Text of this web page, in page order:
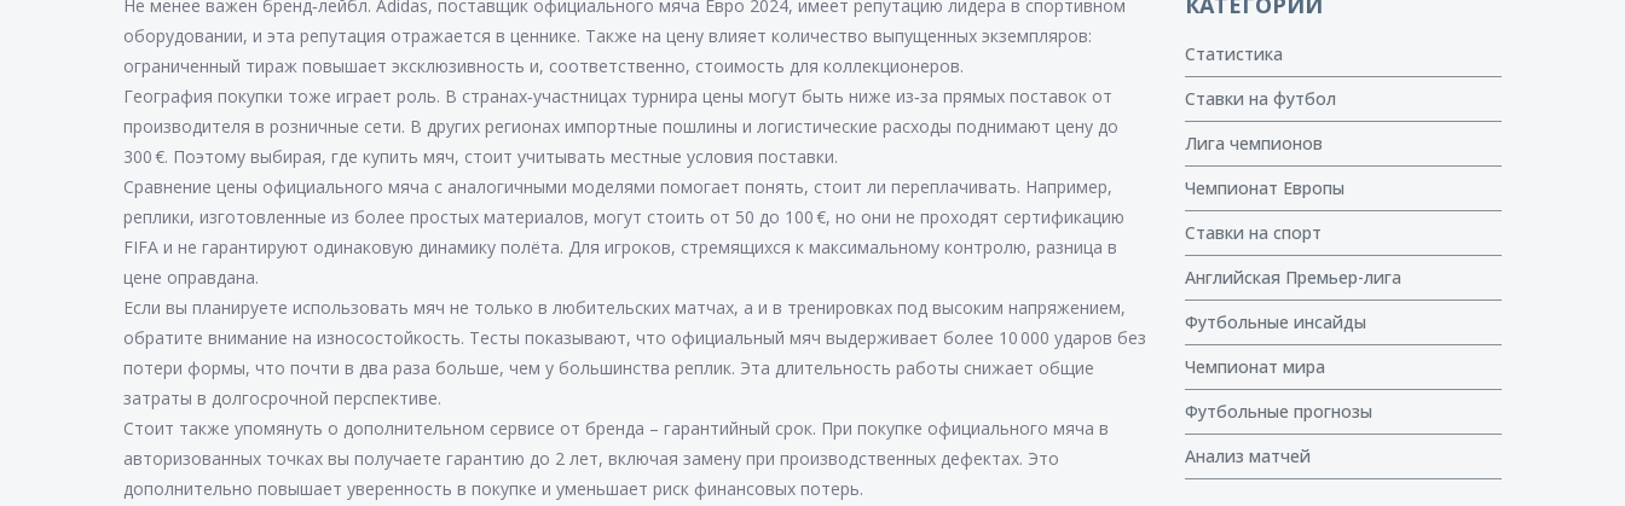
Не менее важен бренд‑лейбл. Adidas, поставщик официального мяча Евро 2024, имеет репутацию лидера в спортивном
оборудовании, и эта репутация отражается в ценнике. Также на цену влияет количество выпущенных экземпляров:
ограниченный тираж повышает эксклюзивность и, соответственно, стоимость для коллекционеров.
География покупки тоже играет роль. В странах‑участницах турнира цены могут быть ниже из‑за прямых поставок от
производителя в розничные сети. В других регионах импортные пошлины и логистические расходы поднимают цену до
300 €. Поэтому выбирая, где купить мяч, стоит учитывать местные условия поставки.
Сравнение цены официального мяча с аналогичными моделями помогает понять, стоит ли переплачивать. Например,
реплики, изготовленные из более простых материалов, могут стоить от 50 до 100 €, но они не проходят сертификацию
FIFA и не гарантируют одинаковую динамику полёта. Для игроков, стремящихся к максимальному контролю, разница в
цене оправдана.
Если вы планируете использовать мяч не только в любительских матчах, а и в тренировках под высоким напряжением,
обратите внимание на износостойкость. Тесты показывают, что официальный мяч выдерживает более 10 000 ударов без
потери формы, что почти в два раза больше, чем у большинства реплик. Эта длительность работы снижает общие
затраты в долгосрочной перспективе.
Стоит также упомянуть о дополнительном сервисе от бренда – гарантийный срок. При покупке официального мяча в
авторизованных точках вы получаете гарантию до 2 лет, включая замену при производственных дефектах. Это
дополнительно повышает уверенность в покупке и уменьшает риск финансовых потерь.
Статистика
Ставки на футбол
Лига чемпионов
Чемпионат Европы
Ставки на спорт
Английская Премьер-лига
Футбольные инсайды
Чемпионат мира
Футбольные прогнозы
Анализ матчей